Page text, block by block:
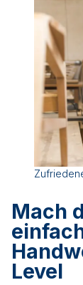
Mach
Level